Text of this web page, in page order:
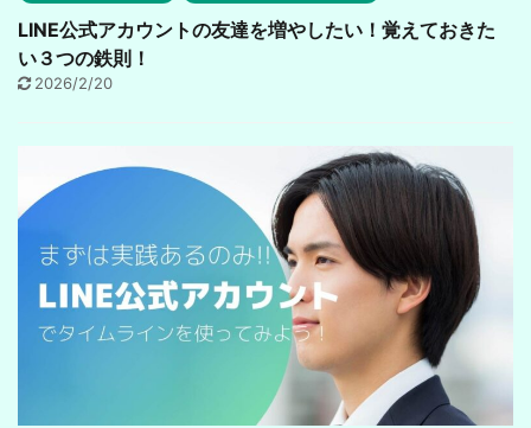
LINE公式アカウントの友達を増やしたい！覚えておきた
い３つの鉄則！
2026/2/20